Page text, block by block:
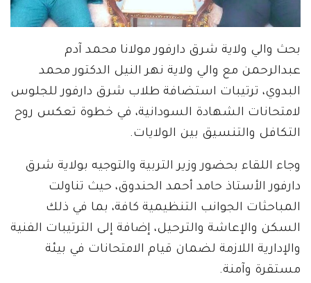
بحث والي ولاية شرق دارفور مولانا محمد آدم
عبدالرحمن مع والي ولاية نهر النيل الدكتور محمد
البدوي، ترتيبات استضافة طلاب شرق دارفور للجلوس
لامتحانات الشهادة السودانية، في خطوة تعكس روح
التكافل والتنسيق بين الولايات.
وجاء اللقاء بحضور وزير التربية والتوجيه بولاية شرق
دارفور الأستاذ حامد أحمد الحندوق، حيث تناولت
المباحثات الجوانب التنظيمية كافة، بما في ذلك
السكن والإعاشة والترحيل، إضافة إلى الترتيبات الفنية
والإدارية اللازمة لضمان قيام الامتحانات في بيئة
مستقرة وآمنة.